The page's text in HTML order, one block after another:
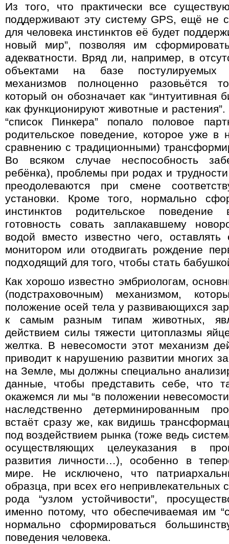
Из того, что практически все
поддерживают эту систему GPS, ещё не
для человека инстинктов её будет
новый мир”, позволяя им
адекватности. Вряд ли, например, в
объектами на базе постулируемых
механизмов полноценно разовьётся
который он обозначает как “интуитивная
как функционируют животные и
“список Пинкера” попало половое
родительское поведение, которое уже
сравнению с традиционными)
Во всяком случае неспособность
ребёнка), проблемы при родах и
преодолеваются при смене
установки. Кроме того, нормально
инстинктов родительское
готовность совать заплакавшему
водой вместо известно чего,
монитором или отодвигать рождение
подходящий для того, чтобы стать
Как хорошо известно эмбриологам,
(подстраховочным) механизмом,
положение осей тела у развивающихся
к самым разным типам животных,
действием силы тяжести цитоплазмы
желтка. В невесомости этот механизм
приводит к нарушению развитии многих
на Земле, мы должны специально
данные, чтобы представить себе, что
окажемся ли мы “в положении
наследственно детерминированным
встаёт сразу же, как видишь
под воздействием рынка (тоже ведь
осуществляющих целеуказания в
развития личности…), особенно в
мире. Не исключено, что
образца, при всех его непривлекательных
рода “узлом устойчивости”,
именно потому, что обеспечиваемая им
нормально сформироваться
поведения человека.